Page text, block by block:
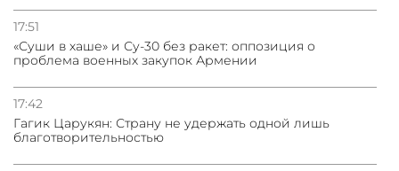
17:51
«Суши в хаше» и Су-30 без ракет: оппозиция о
проблема военных закупок Армении
17:42
Гагик Царукян: Страну не удержать одной лишь
благотворительностью
04.08.2026
СМИ: США требуют от Ирана нейтрализовать ядерное